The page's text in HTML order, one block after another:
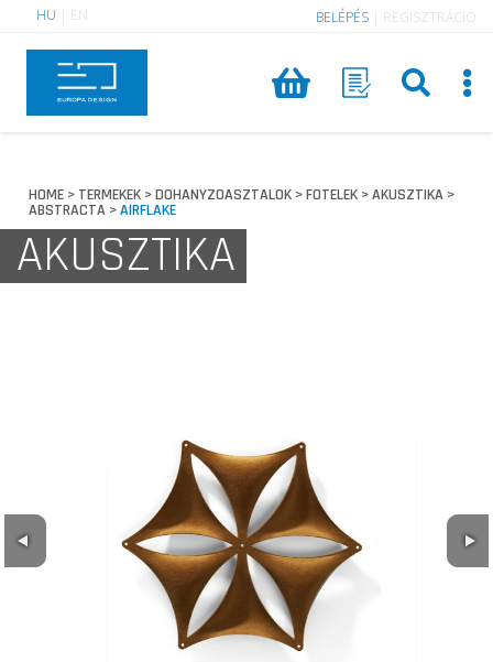
HU EN BELÉPÉS REGISZTRÁCIÓ
HOME > TERMEKEK >DOHANYZOASZTALOK >FOTELEK >AKUSZTIKA >
ABSTRACTA >AIRFLAKE
AKUSZTIKA